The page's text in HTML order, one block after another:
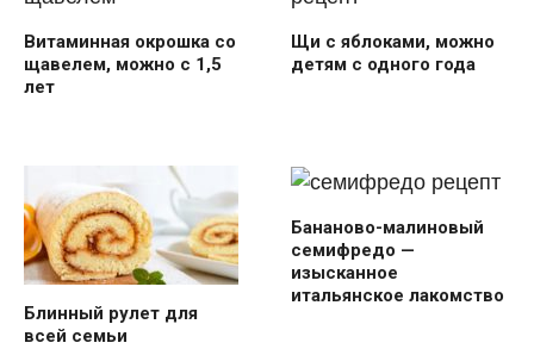
Витаминная окрошка со
щавелем, можно с 1,5
лет
Щи с яблоками, можно
детям с одного года
Блинный рулет для
всей семьи
Бананово-малиновый
семифредо —
изысканное
итальянское лакомство